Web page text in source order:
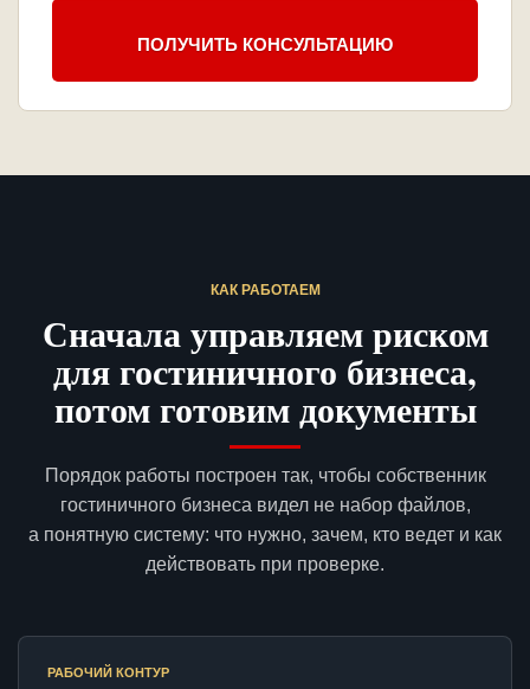
ПОЛУЧИТЬ КОНСУЛЬТАЦИЮ
КАК РАБОТАЕМ
Сначала управляем риском
для гостиничного бизнеса,
потом готовим документы
Порядок работы построен так, чтобы собственник
гостиничного бизнеса видел не набор файлов,
а понятную систему: что нужно, зачем, кто ведет и как
действовать при проверке.
РАБОЧИЙ КОНТУР